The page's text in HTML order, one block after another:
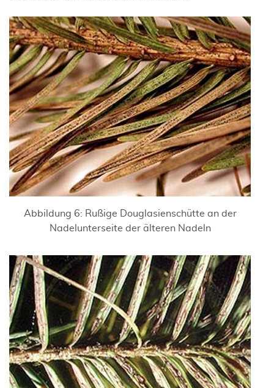
Abbildung 6: Rußige Douglasienschütte an der
Nadelunterseite der älteren Nadeln